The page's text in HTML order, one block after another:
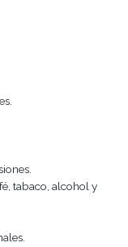
tabaco, alcohol y